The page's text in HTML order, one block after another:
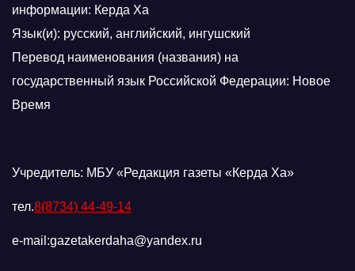
информации: Керда Ха
Язык(и): русский, английский, ингушский
Перевод наименования (названия) на
государственный язык Российской Федерации: Новое
Время
Учредитель: МБУ «Редакция газеты «Керда Ха»
тел.8(8734) 44-49-14
e-mail:gazetakerdaha@yandex.ru